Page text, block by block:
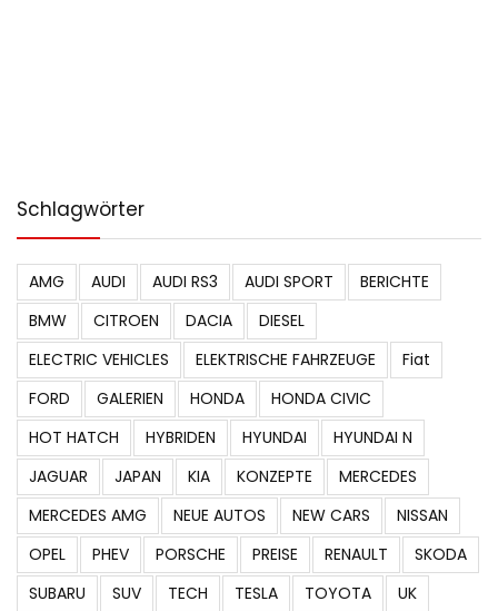
Schlagwörter
AMG AUDI AUDI RS3 AUDI SPORT
BERICHTE
BMW
CITROEN DACIA
DIESEL
ELECTRIC VEHICLES
ELEKTRISCHE FAHRZEUGE
Fiat
FORD
GALERIEN HONDA
HONDA CIVIC
HOT HATCH
HYBRIDEN HYUNDAI
HYUNDAI N
JAGUAR
JAPAN KIA KONZEPTE
MERCEDES
MERCEDES AMG
NEUE AUTOS NEW CARS
NISSAN
OPEL
PHEV PORSCHE PREISE RENAULT
SKODA
SUBARU
SUV TECH TESLA TOYOTA
UK